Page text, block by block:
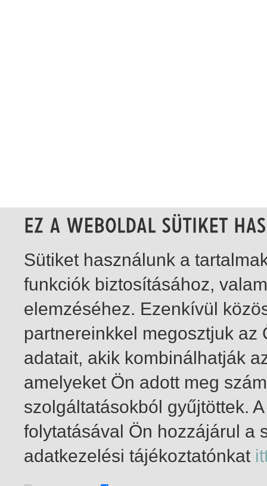
1-1 / total 1 hit
Sütiket használunk a
funkciók biztosításához,
elemzéséhez. Ezenkívül
partnereinkkel megosztjuk
adatait, akik kombinálhatják
amelyeket Ön adott meg
szolgáltatásokból gyűjtöttek.
folytatásával Ön hozzájárul a
adatkezelési tájékoztatónkat